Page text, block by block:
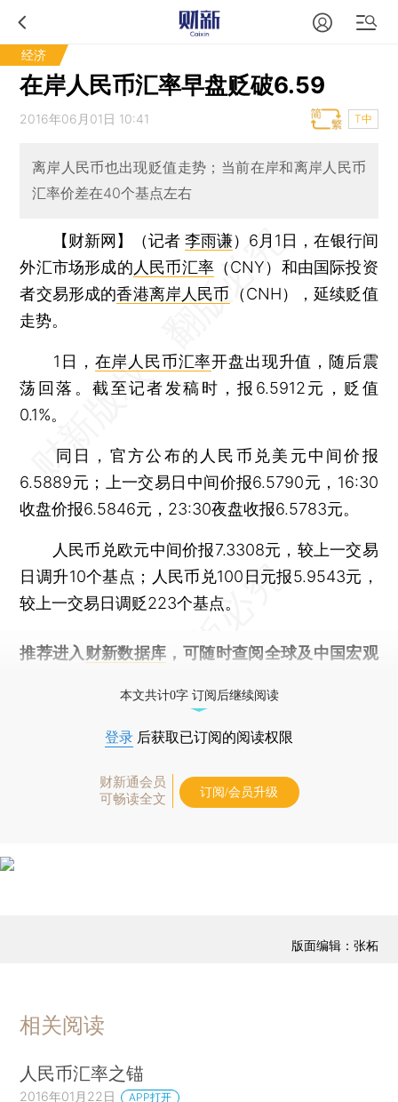
经济
在岸人民币汇率早盘贬破6.59
2016年06月01日 10:41 T中
离岸人民币也出现贬值走势；当前在岸和离岸人民币
汇率价差在40个基点左右
【财新网】（记者 李雨谦） 6月1日，在银行间
外汇市场形成的 人民币汇率（CNY）和由国际投资
者交易形成的香港离岸人民币 （CNH），延续贬值
走势。
1日， 在岸人民币汇率开盘出现升值，随后震
荡回落。截至记者发稿时，报6.5912元，贬值
0.1%。
同日，官方公布的人民币兑美元中间价报
6.5889元；上一交易日中间价报6.5790元，16:30
收盘价报6.5846元，23:30夜盘收报6.5783元。
人民币兑欧元中间价报7.3308元，较上一交易
日调升10个基点；人民币兑100日元报5.9543元，
较上一交易日调贬223个基点。
推荐进入 财新数据库 ，可随时查阅全球及中国宏观
本文共计0字 订阅后继续阅读
登录 后获取已订阅的阅读权限
财新通会员
可畅读全文
订阅/会员升级
版面编辑：张柘
相关阅读
人民币汇率之锚
2016年01月22日 APP打开